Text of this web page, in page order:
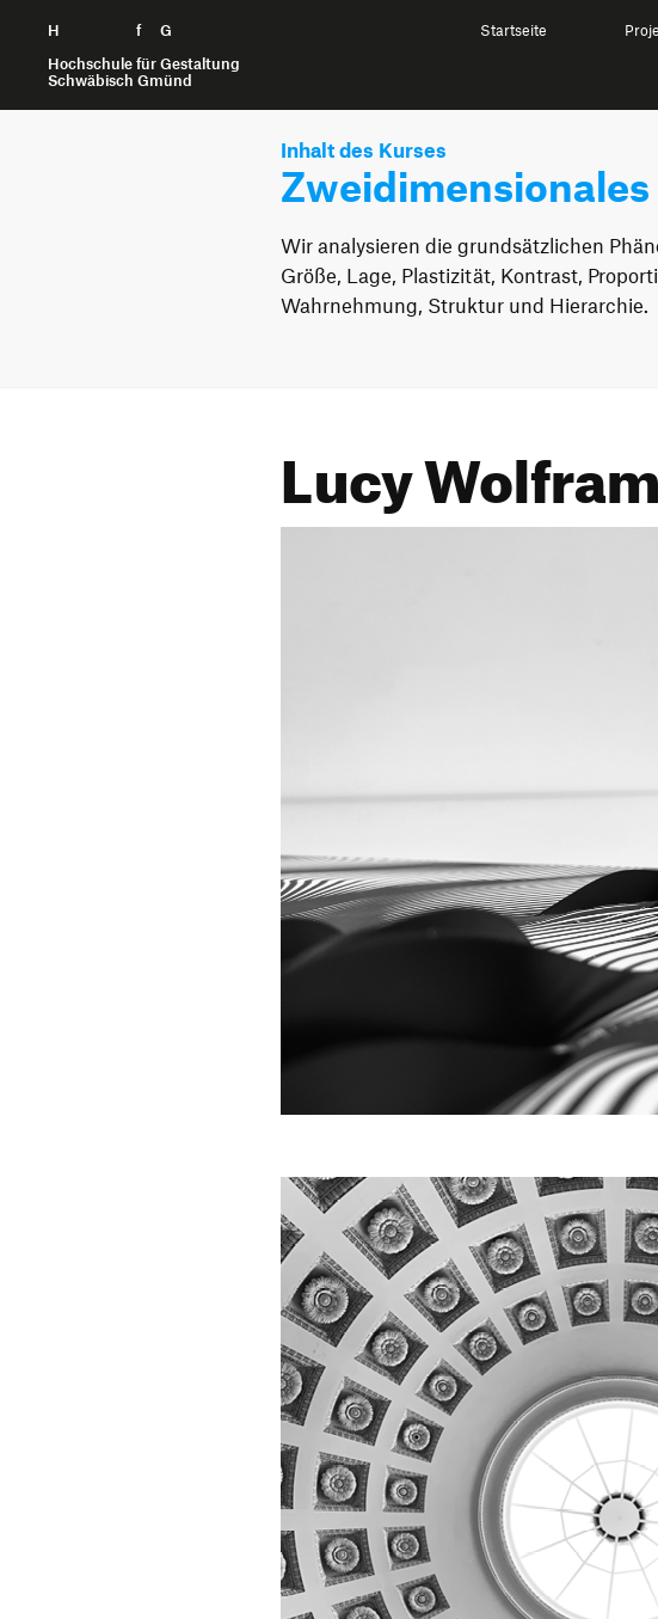
H f
G
Hochschule für Gestaltung
Schwäbisch Gmünd
Zum Seiteninhalt springen Startseite
Inhalt des Kurses
Zweidimensionales
Wir analysieren die grundsätzlichen
Größe, Lage, Plastizität, Kontrast,
Wahrnehmung, Struktur und Hierarchie.
Lucy Wolfram